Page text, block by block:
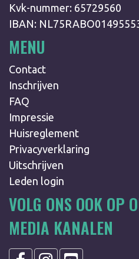
Kvk-nummer: 65729560
IBAN:
MENU
Contact
Inschrijven
FAQ
Impressie
Huisreglement
Privacyverklaring
Uitschrijven
Leden login
VOLG ONS OOK OP
MEDIA KANALEN